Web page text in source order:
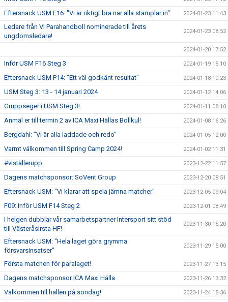
Eftersnack USM F16: "Vi är riktigt bra när alla stämplar in" 2024-01-23 11:43
Ledare från VI Parahandboll nominerade till årets
ungdomsledare!
2024-01-23 08:52
2024-01-20 17:52
Inför USM F16 Steg 3 2024-01-19 15:10
Eftersnack USM P14: "Ett väl godkänt resultat" 2024-01-18 10:23
USM Steg 3: 13 - 14 januari 2024 2024-01-12 14:06
Gruppseger i USM Steg 3! 2024-01-11 08:10
Anmäl er till termin 2 av ICA Maxi Hällas Bollkul! 2024-01-08 16:26
Bergdahl: "Vi är alla laddade och redo" 2024-01-05 12:00
Varmt välkommen till Spring Camp 2024! 2024-01-02 11:31
#viställerupp 2023-12-22 11:57
Dagens matchsponsor: SoVent Group 2023-12-20 08:51
Eftersnack USM: "Vi klarar att spela jämna matcher" 2023-12-05 09:04
F09: Inför USM F14 Steg 2 2023-12-01 08:49
I helgen dubblar vår samarbetspartner Intersport sitt stöd
till VästeråsIrsta HF!
2023-11-30 15:20
Eftersnack USM: "Hela laget göra grymma
försvarsinsatser"
2023-11-29 15:00
Första matchen för paralaget! 2023-11-27 13:15
Dagens matchsponsor ICA Maxi Hälla 2023-11-26 13:32
Välkommen till hallen på söndag! 2023-11-24 15:36